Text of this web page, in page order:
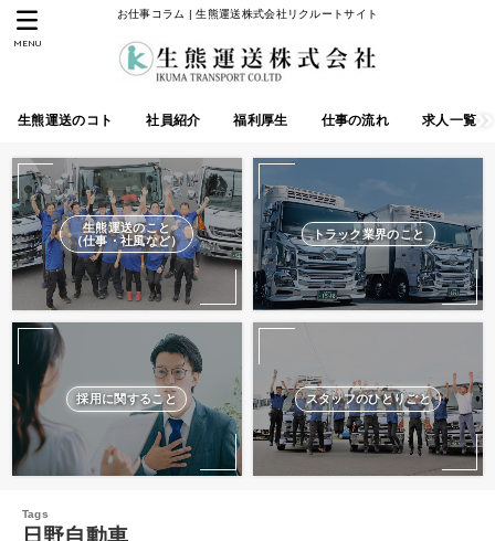
お仕事コラム | 生熊運送株式会社リクルートサイト
生熊運送のコト 社員紹介 福利厚生 仕事の流れ 求人一覧
MENU
生熊運送のこと
（仕事・社風など）
トラック業界のこと
採用に関すること スタッフのひとりごと
日野自動車